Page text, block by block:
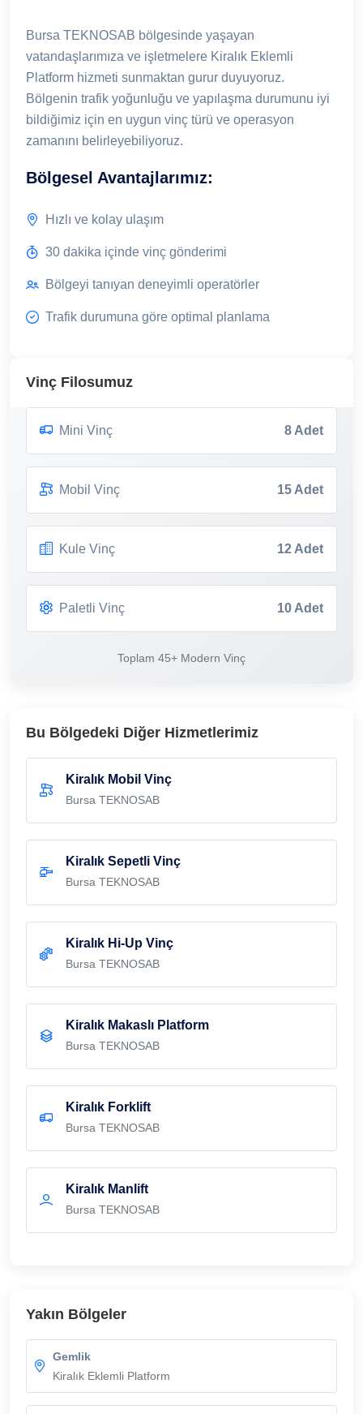
Bursa TEKNOSAB bölgesinde yaşayan
vatandaşlarımıza ve işletmelere Kiralık Eklemli
Platform hizmeti sunmaktan gurur duyuyoruz.
Bölgenin trafik yoğunluğu ve yapılaşma durumunu iyi
bildiğimiz için en uygun vinç türü ve operasyon
zamanını belirleyebiliyoruz.
Bölgesel Avantajlarımız:
Hızlı ve kolay ulaşım
30 dakika içinde vinç gönderimi
Bölgeyi tanıyan deneyimli operatörler
Trafik durumuna göre optimal planlama
Vinç Filosumuz
Mini Vinç 8 Adet
Mobil Vinç 15 Adet
Kule Vinç 12 Adet
Paletli Vinç 10 Adet
Toplam 45+ Modern Vinç
Bu Bölgedeki Diğer Hizmetlerimiz
Kiralık Mobil Vinç
Bursa TEKNOSAB
Kiralık Sepetli Vinç
Bursa TEKNOSAB
Kiralık Hi-Up Vinç
Bursa TEKNOSAB
Kiralık Makaslı Platform
Bursa TEKNOSAB
Kiralık Forklift
Bursa TEKNOSAB
Kiralık Manlift
Bursa TEKNOSAB
Yakın Bölgeler
Gemlik
Kiralık Eklemli Platform